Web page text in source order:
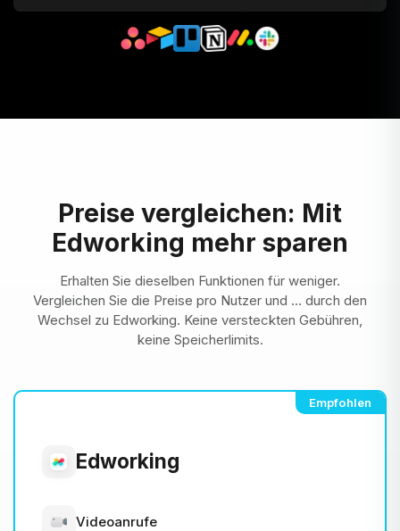
Preise vergleichen: Mit
Edworking mehr sparen
Erhalten Sie dieselben Funktionen für weniger.
Vergleichen Sie die Preise pro Nutzer und ... durch den
Wechsel zu Edworking. Keine versteckten Gebühren,
keine Speicherlimits.
Empfohlen
Edworking
Videoanrufe